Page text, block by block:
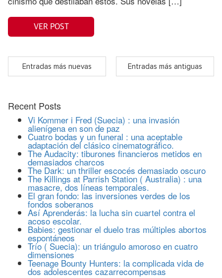
VER POST
Entradas más nuevas Entradas más antiguas
Recent Posts
Vi Kommer i Fred (Suecia) : una invasión
alienígena en son de paz
Cuatro bodas y un funeral : una aceptable
adaptación del clásico cinematográfico.
The Audacity: tiburones financieros metidos en
demasiados charcos
The Dark: un thriller escocés demasiado oscuro
The Killings at Parrish Station ( Australia) : una
masacre, dos líneas temporales.
El gran fondo: las inversiones verdes de los
fondos soberanos
Así Aprenderás: la lucha sin cuartel contra el
acoso escolar.
Babies: gestionar el duelo tras múltiples abortos
espontáneos
Trío ( Suecia): un triángulo amoroso en cuatro
dimensiones
Teenage Bounty Hunters: la complicada vida de
dos adolescentes cazarrecompensas